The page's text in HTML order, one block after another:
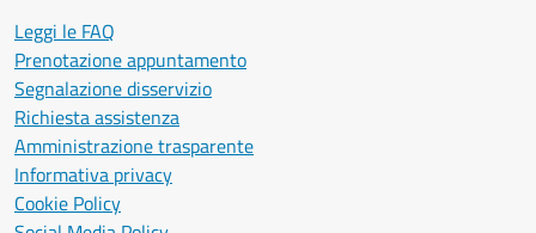
Leggi le FAQ
Prenotazione appuntamento
Segnalazione disservizio
Richiesta assistenza
Amministrazione trasparente
Informativa privacy
Cookie Policy